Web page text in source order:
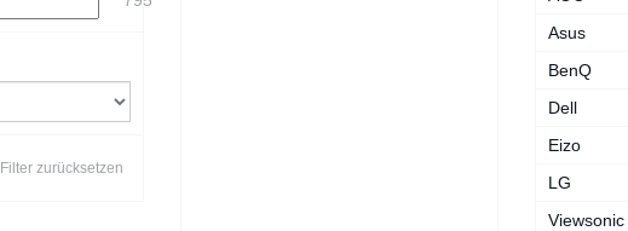
Filter zurücksetzen
Asus
BenQ
Dell
Eizo
LG
Viewsonic